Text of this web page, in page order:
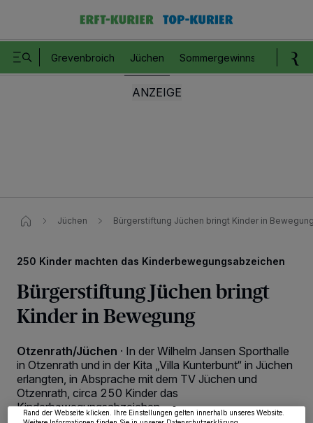
Grevenbroich Jüchen Sommergewinnspiel
Jüchen Bürgerstiftung Jüchen bringt Kinder in
250 Kinder machten das Kinderbewegungsabzeichen
Bürgerstiftung Jüchen bringt
Kinder in Bewegung
Otzenrath/Jüchen · In der Wilhelm Jansen Sporthalle
in Otzenrath und in der Kita „Villa Kunterbunt“ in Jüchen
erlangten, in Absprache mit dem TV Jüchen und
Otzenrath, circa 250 Kinder das
Kinderbewegungsabzeichen.
von OK aktivieren Sie Tracking-Technologien für die unter „Wir und unsere
Partner verarbeiten Daten, um Ihnen Dienste bereitzustellen“ aufgeführten
Zwecke. Wenn Tracker deaktiviert sind, sind manche Inhalte und Anzeigen
möglicherweise nicht mehr so relevant für Sie. Sie können dieses Menü jederzeit
wieder aufrufen, um Ihre Einstellungen zu ändern oder Ihre Einwilligung zu
widerrufen, indem Sie auf den Link Einstellungen oder Ablehnen am unteren
Rand der Webseite klicken. Ihre Einstellungen gelten innerhalb unseres Website.